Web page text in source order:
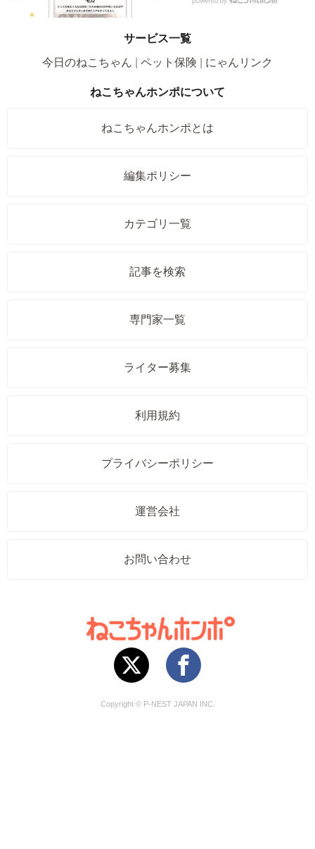
サービス一覧
今日のねこちゃん
ペット保険 にゃんリンク
ねこちゃんホンポについて
ねこちゃんホンポとは
編集ポリシー
カテゴリ一覧
記事を検索
専門家一覧
ライター募集
利用規約
プライバシーポリシー
運営会社
お問い合わせ
Copyright © P-NEST JAPAN INC.